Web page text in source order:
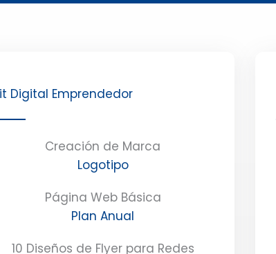
Digital Emprendedor
Creación de Marca
Logotipo
Página Web Básica
Plan Anual
10 Diseños de Flyer para Redes